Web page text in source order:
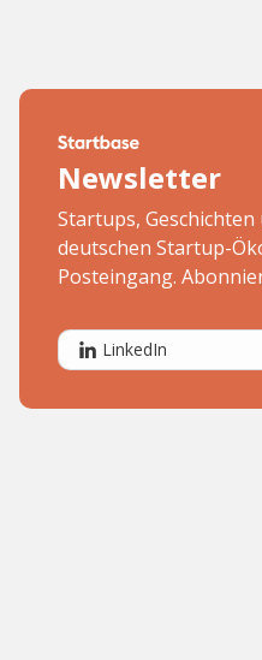
Newsletter
Startups,
deutschen Startup-
Posteingang.
LinkedIn